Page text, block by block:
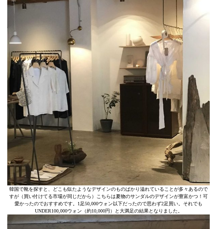
韓国で靴を探すと、どこも似たようなデザインのものばかり溢れていることが多々あるので
すが（買い付けてる市場が同じだから）こちらは夏物のサンダルのデザインが豊富かつ！可
愛かったのでおすすめです。1足50,000ウォン以下だったので思わず2足買い。それでも
UNDER100,000ウォン（約10,000円）と大満足の結果となりました。